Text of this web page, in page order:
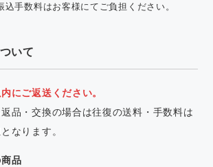
手数料はお客様にてご負担ください。
いて
にご返送ください。
品・交換の場合は往復の送料・手数料は
なります。
品